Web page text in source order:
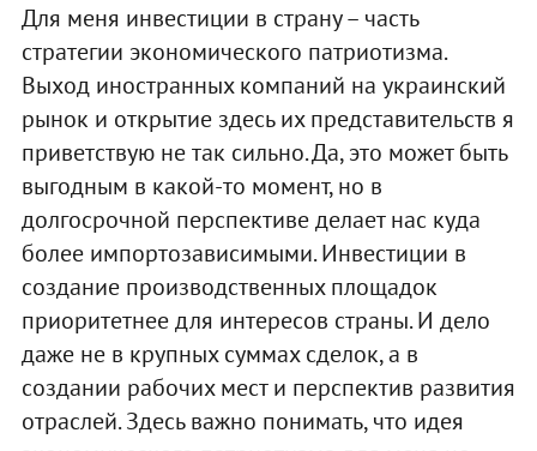
Для меня инвестиции в страну – часть
стратегии экономического патриотизма.
Выход иностранных компаний на украинский
рынок и открытие здесь их представительств я
приветствую не так сильно. Да, это может быть
выгодным в какой-то момент, но в
долгосрочной перспективе делает нас куда
более импортозависимыми. Инвестиции в
создание производственных площадок
приоритетнее для интересов страны. И дело
даже не в крупных суммах сделок, а в
создании рабочих мест и перспектив развития
отраслей. Здесь важно понимать, что идея